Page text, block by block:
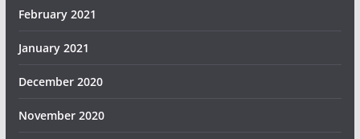
February 2021
January 2021
December 2020
November 2020